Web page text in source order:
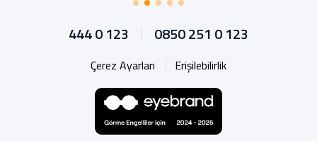
444 0 123 0850 251 0 123
Çerez Ayarları Erişilebilirlik